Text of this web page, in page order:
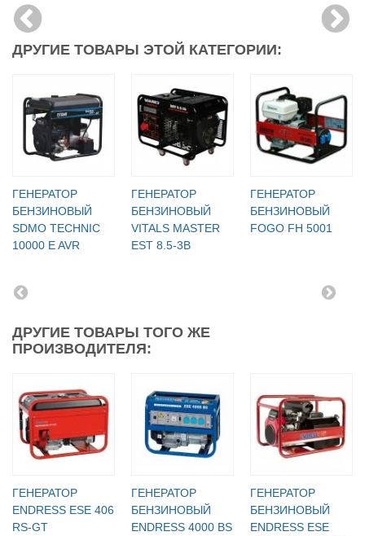
ДРУГИЕ ТОВАРЫ ЭТОЙ КАТЕГОРИИ:
ГЕНЕРАТОР
БЕНЗИНОВЫЙ
SDMO TECHNIC
10000 E AVR
ГЕНЕРАТОР
БЕНЗИНОВЫЙ
VITALS MASTER
EST 8.5-3B
ГЕНЕРАТОР
БЕНЗИНОВЫЙ
FOGO FH 5001
ДРУГИЕ ТОВАРЫ ТОГО ЖЕ
ПРОИЗВОДИТЕЛЯ:
ГЕНЕРАТОР
ENDRESS ESE 406
RS-GT
ГЕНЕРАТОР
БЕНЗИНОВЫЙ
ENDRESS 4000 BS
ГЕНЕРАТОР
БЕНЗИНОВЫЙ
ENDRESS ESE